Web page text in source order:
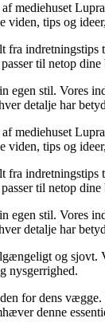
tips og
til netop dine
stil. Vores
detalje har
tips og
til netop dine
stil. Vores
detalje har
og
nysgerrighed.
for dens
denne